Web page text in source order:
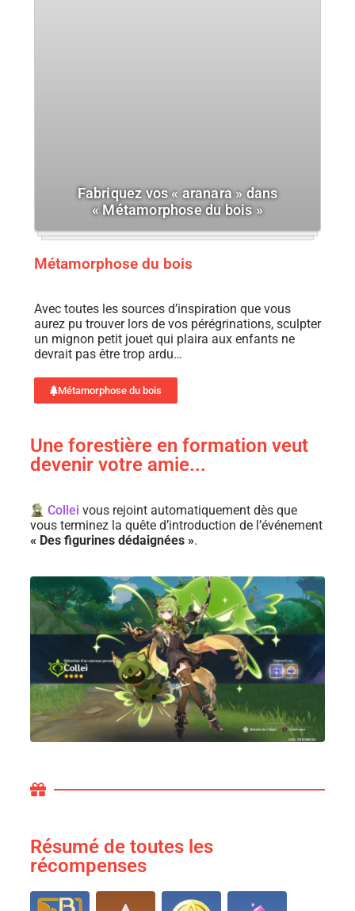
Fabriquez vos « aranara » dans
« Métamorphose du bois »
Métamorphose du bois
Avec toutes les sources d’inspiration que vous
aurez pu trouver lors de vos pérégrinations, sculpter
un mignon petit jouet qui plaira aux enfants ne
devrait pas être trop ardu…
Métamorphose du bois
Une forestière en formation veut
devenir votre amie...
Collei vous rejoint automatiquement dès que
vous terminez la quête d’introduction de l’événement
« Des figurines dédaignées ».
Résumé de toutes les
récompenses